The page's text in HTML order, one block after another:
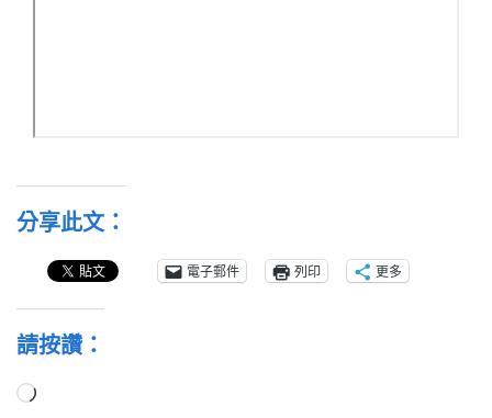
分享此文：
電子郵件 列印 更多
請按讚：
正